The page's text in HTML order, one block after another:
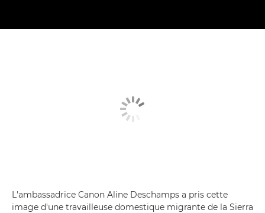
L'ambassadrice Canon Aline Deschamps a pris cette
image d'une travailleuse domestique migrante de la Sierra